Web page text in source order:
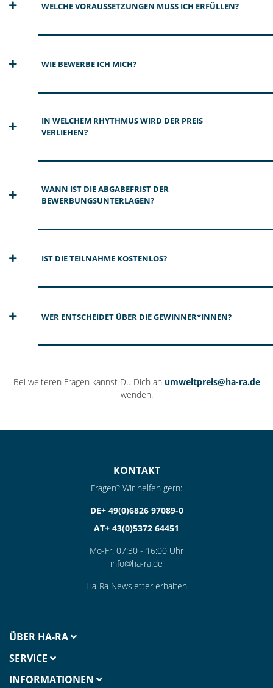
WELCHE VORAUSSETZUNGEN MUSS ICH ERFÜLLEN?
WIE BEWERBE ICH MICH?
IN WELCHEM RHYTHMUS WIRD DER PREIS
VERLIEHEN?
WANN IST DIE ABGABEFRIST DER
BEWERBUNGSUNTERLAGEN?
IST DIE TEILNAHME KOSTENLOS?
WER ENTSCHEIDET ÜBER DIE GEWINNER*INNEN?
Bei weiteren Fragen kannst Du Dich an umweltpreis@ha-ra.de
wenden.
KONTAKT
Fragen? Wir helfen gern:
DE+ 49(0)6826 97089-0
AT+ 43(0)5372 64451
Mo-Fr. 07:30 - 16:00 Uhr
info@ha-ra.de
Ha-Ra Newsletter erhalten
ÜBER HA-RA
SERVICE
INFORMATIONEN